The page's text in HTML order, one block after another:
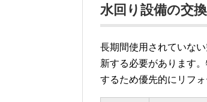
水回り設備の交
長期間使用されていな
新する必要があります
するため優先的にリフォ